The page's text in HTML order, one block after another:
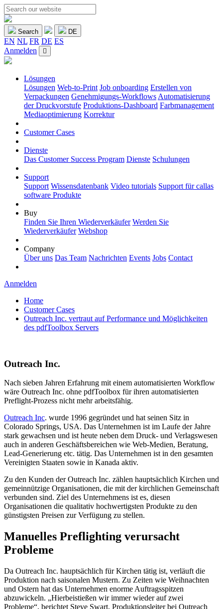
Search DE
EN NL FR DE ES
Anmelden
Lösungen
Lösungen Web-to-Print Job onboarding Erstellen von
Verpackungen Genehmigungs-Workflows Automatisierung
der Druckvorstufe Produktions-Dashboard Farbmanagement
Mediaoptimierung Korrektur
Customer Cases
Dienste
Das Customer Success Program Dienste Schulungen
Support
Support Wissensdatenbank Video tutorials Support für callas
software Produkte
Buy
Finden Sie Ihren Wiederverkäufer Werden Sie
Wiederverkäufer Webshop
Company
Über uns Das Team Nachrichten Events Jobs Contact
Anmelden
Home
Customer Cases
Outreach Inc. vertraut auf Performance und Möglichkeiten
des pdfToolbox Servers
Outreach Inc.
Nach sieben Jahren Erfahrung mit einem automatisierten Workflow
wäre Outreach Inc. ohne pdfToolbox für ihren automatisierten
Preflight-Prozess nicht mehr arbeitsfähig.
Outreach Inc. wurde 1996 gegründet und hat seinen Sitz in
Colorado Springs, USA. Das Unternehmen ist im Laufe der Jahre
stark gewachsen und ist heute neben dem Druck- und Verlagswesen
auch in anderen Geschäftsbereichen wie Web-Medien, Beratung,
Lead-Generierung etc. tätig. Das Unternehmen ist in den gesamten
Vereinigten Staaten sowie in Kanada aktiv.
Zu den Kunden der Outreach Inc. zählen hauptsächlich Kirchen und
gemeinnützige Organisationen, die mit der kirchlichen Gemeinschaft
verbunden sind. Ziel des Unternehmens ist es, diesen
Organisationen die qualitativ hochwertigsten Produkte zu den
günstigsten Preisen zur Verfügung zu stellen.
Manuelles Preflighting verursacht
Probleme
Da Outreach Inc. hauptsächlich für Kirchen tätig ist, verläuft die
Produktion nach saisonalen Mustern. Zu Zeiten wie Weihnachten
und Ostern hat das Unternehmen enorme Auftragsspitzen
abzuwickeln. „Hierbeistießen wir immer wieder auf zwei
Probleme“, berichtet Steve Swart, Produktionsleiter bei Outreach